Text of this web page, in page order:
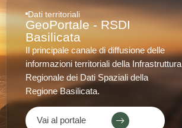
Dati territoriali
GeoPortale - RSDI
Basilicata
Il principale canale di diffusione delle
informazioni territoriali della Infrastruttura
Regionale dei Dati Spaziali della
Regione Basilicata.
Vai al portale